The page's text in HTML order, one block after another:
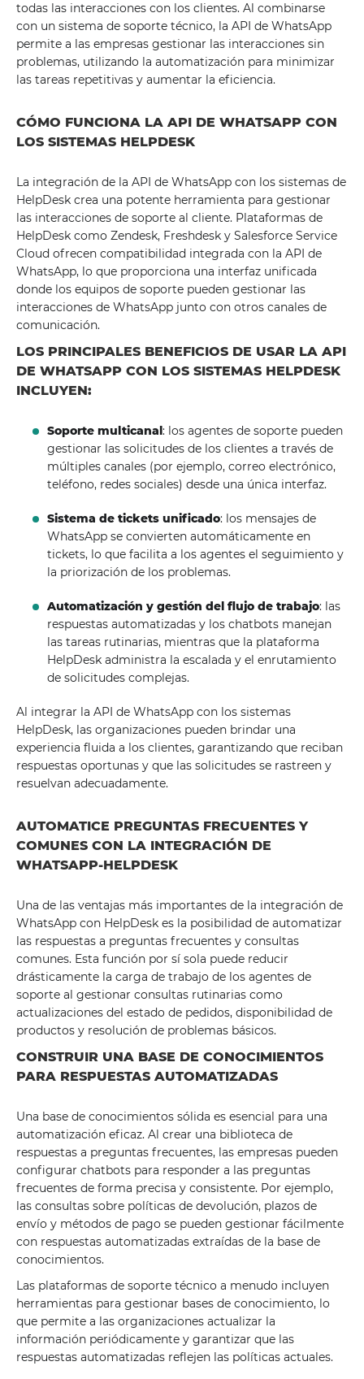
todas las interacciones con los clientes. Al combinarse
con un sistema de soporte técnico, la API de WhatsApp
permite a las empresas gestionar las interacciones sin
problemas, utilizando la automatización para minimizar
las tareas repetitivas y aumentar la eficiencia.
CÓMO FUNCIONA LA API DE WHATSAPP CON
LOS SISTEMAS HELPDESK
La integración de la API de WhatsApp con los sistemas de
HelpDesk crea una potente herramienta para gestionar
las interacciones de soporte al cliente. Plataformas de
HelpDesk como Zendesk, Freshdesk y Salesforce Service
Cloud ofrecen compatibilidad integrada con la API de
WhatsApp, lo que proporciona una interfaz unificada
donde los equipos de soporte pueden gestionar las
interacciones de WhatsApp junto con otros canales de
comunicación.
LOS PRINCIPALES BENEFICIOS DE USAR LA API
DE WHATSAPP CON LOS SISTEMAS HELPDESK
INCLUYEN:
Soporte multicanal: los agentes de soporte pueden
gestionar las solicitudes de los clientes a través de
múltiples canales (por ejemplo, correo electrónico,
teléfono, redes sociales) desde una única interfaz.
Sistema de tickets unificado: los mensajes de
WhatsApp se convierten automáticamente en
tickets, lo que facilita a los agentes el seguimiento y
la priorización de los problemas.
Automatización y gestión del flujo de trabajo: las
respuestas automatizadas y los chatbots manejan
las tareas rutinarias, mientras que la plataforma
HelpDesk administra la escalada y el enrutamiento
de solicitudes complejas.
Al integrar la API de WhatsApp con los sistemas
HelpDesk, las organizaciones pueden brindar una
experiencia fluida a los clientes, garantizando que reciban
respuestas oportunas y que las solicitudes se rastreen y
resuelvan adecuadamente.
AUTOMATICE PREGUNTAS FRECUENTES Y
COMUNES CON LA INTEGRACIÓN DE
WHATSAPP-HELPDESK
Una de las ventajas más importantes de la integración de
WhatsApp con HelpDesk es la posibilidad de automatizar
las respuestas a preguntas frecuentes y consultas
comunes. Esta función por sí sola puede reducir
drásticamente la carga de trabajo de los agentes de
soporte al gestionar consultas rutinarias como
actualizaciones del estado de pedidos, disponibilidad de
productos y resolución de problemas básicos.
CONSTRUIR UNA BASE DE CONOCIMIENTOS
PARA RESPUESTAS AUTOMATIZADAS
Una base de conocimientos sólida es esencial para una
automatización eficaz. Al crear una biblioteca de
respuestas a preguntas frecuentes, las empresas pueden
configurar chatbots para responder a las preguntas
frecuentes de forma precisa y consistente. Por ejemplo,
las consultas sobre políticas de devolución, plazos de
envío y métodos de pago se pueden gestionar fácilmente
con respuestas automatizadas extraídas de la base de
conocimientos.
Las plataformas de soporte técnico a menudo incluyen
herramientas para gestionar bases de conocimiento, lo
que permite a las organizaciones actualizar la
información periódicamente y garantizar que las
respuestas automatizadas reflejen las políticas actuales.